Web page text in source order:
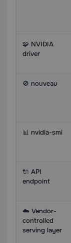
🧩 NVIDIA
driver
🚫 nouveau
📊 nvidia-smi
🔌 API
endpoint
☁️ Vendor-
controlled
serving layer